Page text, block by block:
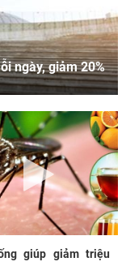
ngày, giảm 20%
giúp giảm triệu